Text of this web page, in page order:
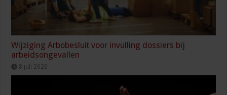
Wijziging Arbobesluit voor invulling dossiers bij
arbeidsongevallen
8 juli 2026